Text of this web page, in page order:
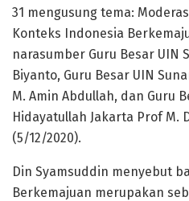
31 mengusung tema:
Konteks Indonesia
narasumber Guru Besar UIN
Biyanto, Guru Besar UIN
M. Amin Abdullah, dan Guru
Hidayatullah Jakarta Prof M.
(5/12/2020).
Din Syamsuddin menyebut
Berkemajuan merupakan